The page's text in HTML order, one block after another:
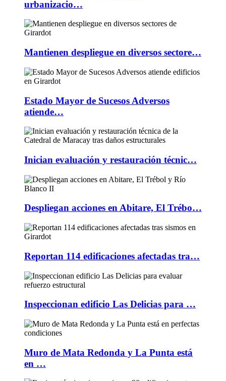
urbanizacio…
Mantienen despliegue en diversos sectore…
Estado Mayor de Sucesos Adversos
atiende…
Inician evaluación y restauración técnic…
Despliegan acciones en Abitare, El Trébo…
Reportan 114 edificaciones afectadas tra…
Inspeccionan edificio Las Delicias para …
Muro de Mata Redonda y La Punta está
en …